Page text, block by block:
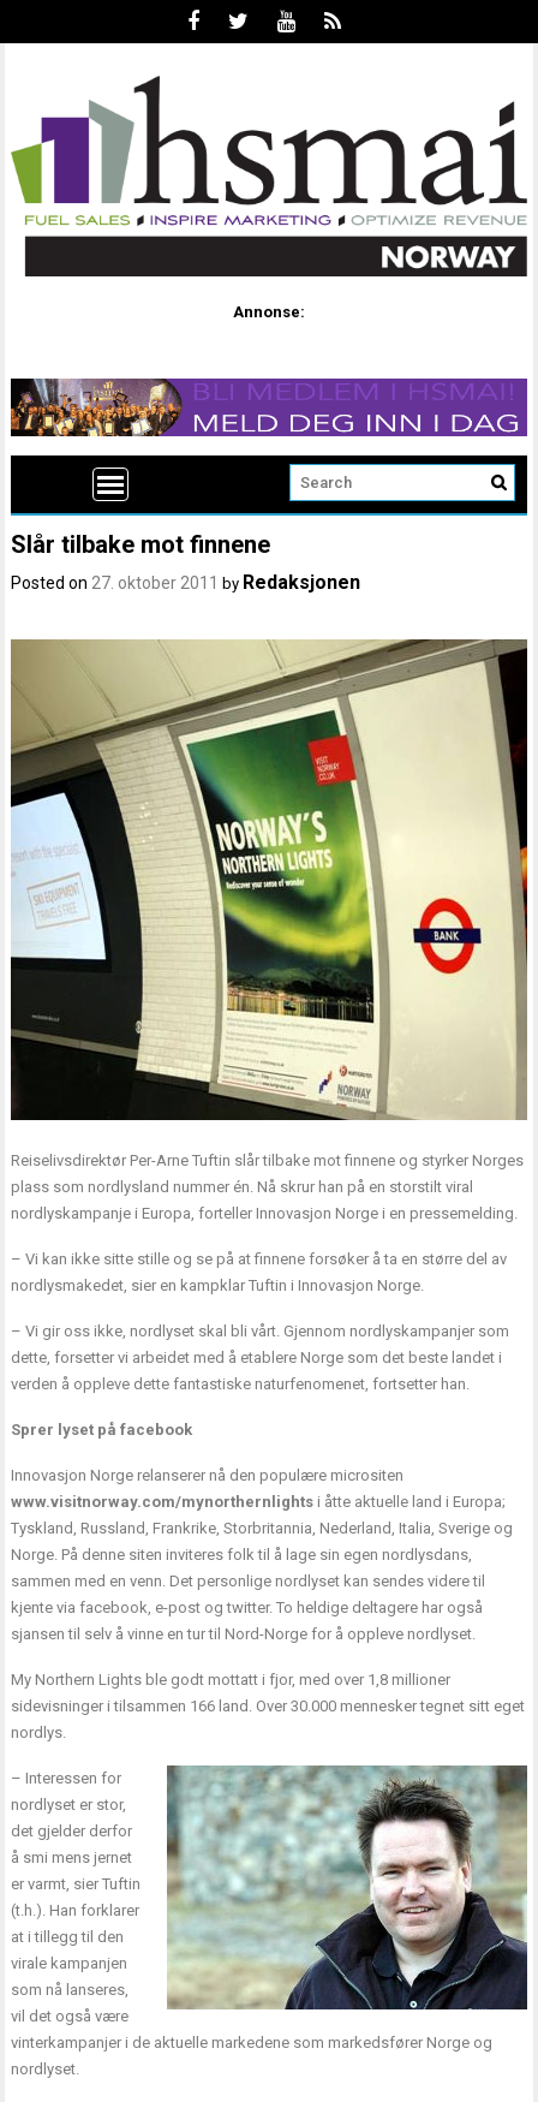
Annonse:
Slår tilbake mot finnene
Posted on27. oktober 2011 by Redaksjonen
Reiselivsdirektør Per-Arne Tuftin slår tilbake mot finnene og styrker Norges
plass som nordlysland nummer én. Nå skrur han på en storstilt viral
nordlyskampanje i Europa, forteller Innovasjon Norge i en pressemelding.
– Vi kan ikke sitte stille og se på at finnene forsøker å ta en større del av
nordlysmakedet, sier en kampklar Tuftin i Innovasjon Norge.
– Vi gir oss ikke, nordlyset skal bli vårt. Gjennom nordlyskampanjer som
dette, forsetter vi arbeidet med å etablere Norge som det beste landet i
verden å oppleve dette fantastiske naturfenomenet, fortsetter han.
Sprer lyset på facebook
Innovasjon Norge relanserer nå den populære micrositen
www.visitnorway.com/mynorthernlights i åtte aktuelle land i Europa;
Tyskland, Russland, Frankrike, Storbritannia, Nederland, Italia, Sverige og
Norge. På denne siten inviteres folk til å lage sin egen nordlysdans,
sammen med en venn. Det personlige nordlyset kan sendes videre til
kjente via facebook, e-post og twitter. To heldige deltagere har også
sjansen til selv å vinne en tur til Nord-Norge for å oppleve nordlyset.
My Northern Lights ble godt mottatt i fjor, med over 1,8 millioner
sidevisninger i tilsammen 166 land. Over 30.000 mennesker tegnet sitt eget
nordlys.
– Interessen for
nordlyset er stor,
det gjelder derfor
å smi mens jernet
er varmt, sier Tuftin
(t.h.). Han forklarer
at i tillegg til den
virale kampanjen
som nå lanseres,
vil det også være
vinterkampanjer i de aktuelle markedene som markedsfører Norge og
nordlyset.